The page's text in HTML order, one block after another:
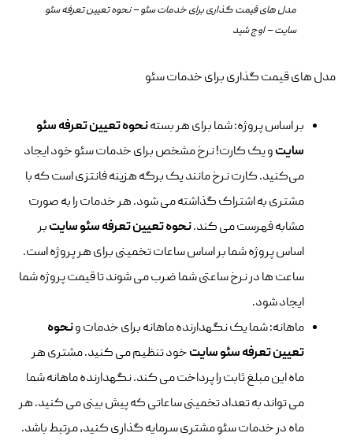
مدل های قیمت گذاری برای خدمات سئو – نحوه تعیین تعرفه سئو
سایت – اوج شید
مدل های قیمت گذاری برای خدمات سئو
بر اساس پروژه: شما برای هر بستهنحوهتعیین تعرفه سئو
سایتو یک کارت! نرخ مشخص برای خدمات سئو خود ایجاد
می‌کنید. کارت نرخ مانند یک برگه هزینه فانتزی است که با
مشتری به اشتراک گذاشته می شود. هر خدمات را به صورت
مشابه فهرست می کند.نحوهتعیین تعرفه سئو سایتبر
اساس پروژه شما بر اساس ساعات تخمینی برای هر پروژه است.
ساعت ها در نرخ ساعتی شما ضرب می شوند تا قیمت پروژه شما
ایجاد شود.
ماهانه: شما یک نگهدارنده ماهانه برای خدمات ونحوه
تعیین تعرفه سئو سایتخود تنظیم می کنید. مشتری هر
ماه این مبلغ ثابت را پرداخت می کند. نگهدارنده ماهانه شما
می تواند به تعداد تخمینی ساعاتی که پیش بینی می کنید. هر
ماه در خدمات سئو مشتری سرمایه گذاری کنید، مرتبط باشد.